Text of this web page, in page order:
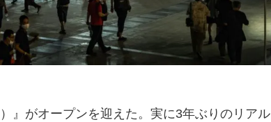
』がオープンを迎えた。実に3年ぶりのリアル